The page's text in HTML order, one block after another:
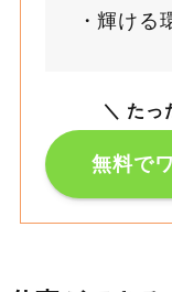
輝ける
＼ たっ
無料で